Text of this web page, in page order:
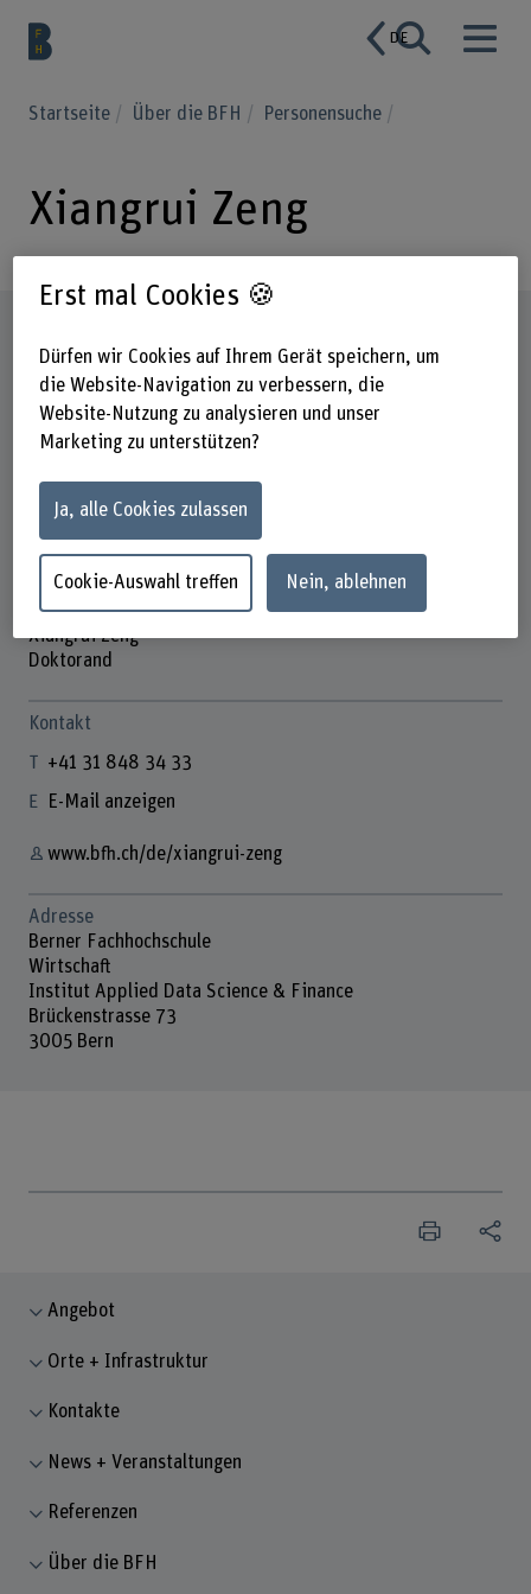
DE
Startseite Über die BFH Personensuche
Xiangrui Zeng
Xiangrui Zeng
Doktorand
Kontakt
+41 31 848 34 33
E-Mail anzeigen
www.bfh.ch/de/xiangrui-zeng
Adresse
Berner Fachhochschule
Wirtschaft
Institut Applied Data Science & Finance
Brückenstrasse 73
3005 Bern
Angebot
Orte + Infrastruktur
Kontakte
News + Veranstaltungen
Referenzen
Über die BFH
Erst mal Cookies 🍪
Dürfen wir Cookies auf Ihrem Gerät speichern, um
die Website-Navigation zu verbessern, die
Website-Nutzung zu analysieren und unser
Marketing zu unterstützen?
Ja, alle Cookies zulassen
Cookie-Auswahl treffen Nein, ablehnen